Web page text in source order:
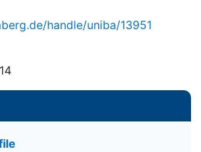
handle/uniba/13951